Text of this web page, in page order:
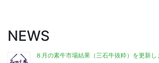
ン
NEWS
８月の素牛市場結果（三石牛抜粋）を更新し